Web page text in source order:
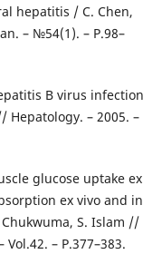
hepatitis / C. Chen,
– №54(1). – Р.98–
B virus infection
Hepatology. – 2005. –
glucose uptake ex
ex vivo and in
S. Islam //
– Р.377–383.